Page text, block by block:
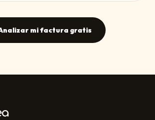
mi factura gratis